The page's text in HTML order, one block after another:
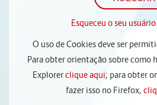
Esqueceu o seu
O uso de Cookies deve ser
Para obter orientação sobre
Explorerclique aqui; para obter
fazer isso no Firefox,